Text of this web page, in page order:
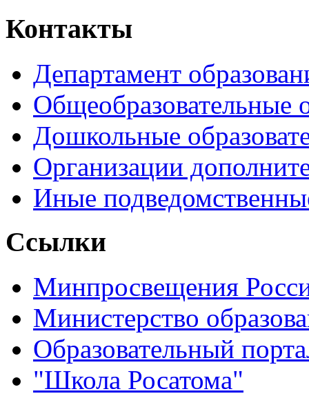
Контакты
Департамент
Общеобразовательные
Дошкольные
Организации
Иные
Ссылки
Минпросвещения
Министерство
Образовательный
"Школа Росатома"